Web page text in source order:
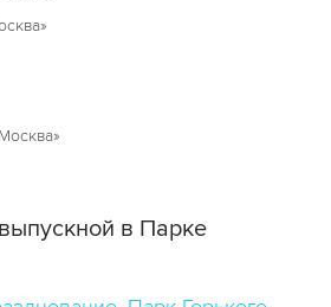
в Парке